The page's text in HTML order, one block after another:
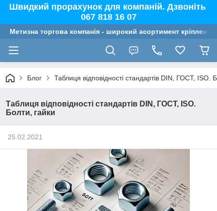
Швидкий прорахунок для компаній. Дзвоніть
067 818 16 07
Метизна торгова компанія - широкий асортимент
Блог Таблиця відповідності стандартів DIN, ГОСТ, ISO.
Таблиця відповідності стандартів DIN, ГОСТ, ISO.
Болти, гайки
25.02.2021